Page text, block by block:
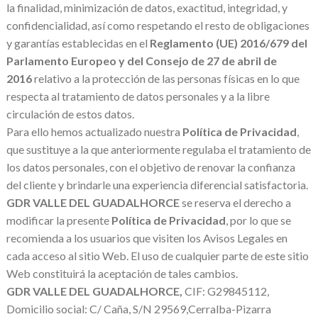
la finalidad, minimización de datos, exactitud, integridad, y
confidencialidad, así como respetando el resto de obligaciones
y garantías establecidas en el Reglamento (UE) 2016/679 del
Parlamento Europeo y del Consejo de 27 de abril de
2016relativo a la protección de las personas físicas en lo que
respecta al tratamiento de datos personales y a la libre
circulación de estos datos.
Para ello hemos actualizado nuestra Política de Privacidad,
que sustituye a la que anteriormente regulaba el tratamiento de
los datos personales, con el objetivo de renovar la confianza
del cliente y brindarle una experiencia diferencial satisfactoria.
GDR VALLE DEL GUADALHORCEse reserva el derecho a
modificar la presente Política de Privacidad, por lo que se
recomienda a los usuarios que visiten los Avisos Legales en
cada acceso al sitio Web. El uso de cualquier parte de este sitio
Web constituirá la aceptación de tales cambios.
GDR VALLE DEL GUADALHORCE, CIF: G29845112,
Domicilio social: C/ Caña, S/N 29569,Cerralba-Pizarra